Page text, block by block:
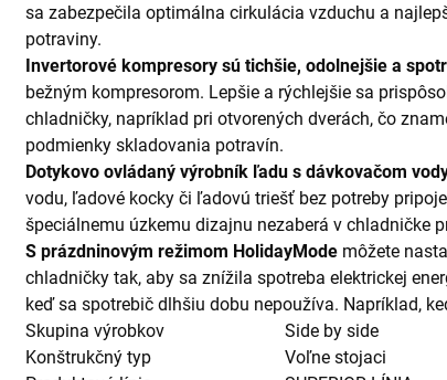
sa zabezpečila optimálna cirkulácia vzduchu a
potraviny.
Invertorové kompresory sú tichšie, odolnejšie a
bežným kompresorom. Lepšie a rýchlejšie sa
chladničky, napríklad pri otvorených dverách, čo
podmienky skladovania potravín.
Dotykovo ovládaný výrobník ľadu s dávkovačom
vodu, ľadové kocky či ľadovú triešť bez potreby
špeciálnemu úzkemu dizajnu nezaberá v chladničke
S prázdninovým režimom HolidayMode môžete
chladničky tak, aby sa znížila spotreba elektrickej
keď sa spotrebič dlhšiu dobu nepoužíva. Napríklad,
Skupina výrobkov
Side by side
Konštrukčný typ
Voľne stojaci